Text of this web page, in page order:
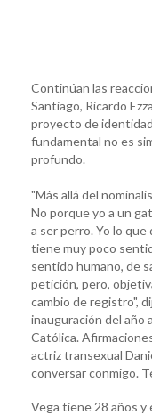
Continúan las
Santiago, Ricardo
proyecto de
fundamental no es
profundo.
"Más allá del
No porque yo a un
a ser perro. Yo lo que
tiene muy poco
sentido humano, de
petición, pero,
cambio de registro",
inauguración del año
Católica.
actriz transexual
conversar conmigo.
Vega tiene 28 años y